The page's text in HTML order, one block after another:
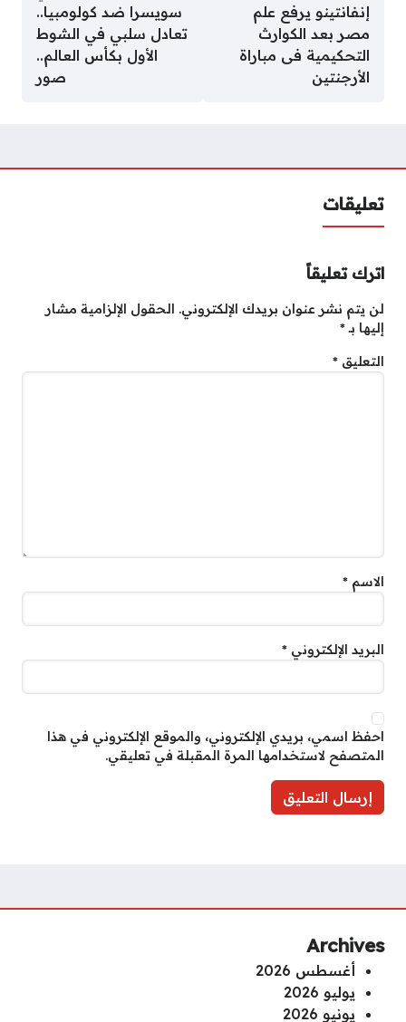
إنفانتينو يرفع علم
مصر بعد الكوارث
التحكيمية فى مباراة
الأرجنتين
سويسرا ضد كولومبيا..
تعادل سلبي في الشوط
الأول بكأس العالم..
صور
تعليقات
اترك تعليقاً
لن يتم نشر عنوان بريدك الإلكتروني. الحقول الإلزامية مشار
إليها بـ*
التعليق *
الاسم *
البريد الإلكتروني *
احفظ اسمي، بريدي الإلكتروني، والموقع الإلكتروني في هذا
المتصفح لاستخدامها المرة المقبلة في تعليقي.
Archives
أغسطس 2026
يوليو 2026
يونيو 2026